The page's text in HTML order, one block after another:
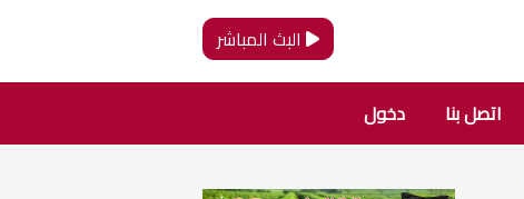
البث المباشر
اتصل بنا دخول